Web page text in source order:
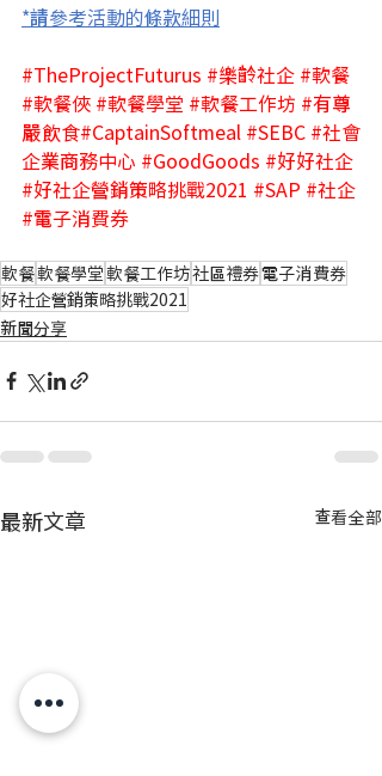
*請參考活動的條款細則
#TheProjectFuturus #樂齡社企 #軟餐
#軟餐俠 #軟餐學堂 #軟餐工作坊 #有尊
嚴飲食#CaptainSoftmeal #SEBC #社會
企業商務中心 #GoodGoods #好好社企
#好社企營銷策略挑戰2021 #SAP #社企
#電子消費券
軟餐軟餐學堂軟餐工作坊社區禮券電子消費券
好社企營銷策略挑戰2021
新聞分享
最新文章 查看全部